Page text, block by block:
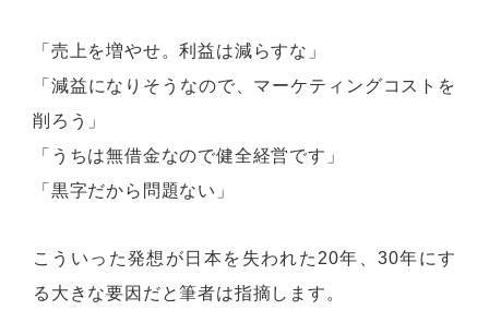
「売上を増やせ。利益は減らすな」
「減益になりそうなので、マーケティングコストを
削ろう」
「うちは無借金なので健全経営です」
「黒字だから問題ない」
こういった発想が日本を失われた20年、30年にす
る大きな要因だと筆者は指摘します。